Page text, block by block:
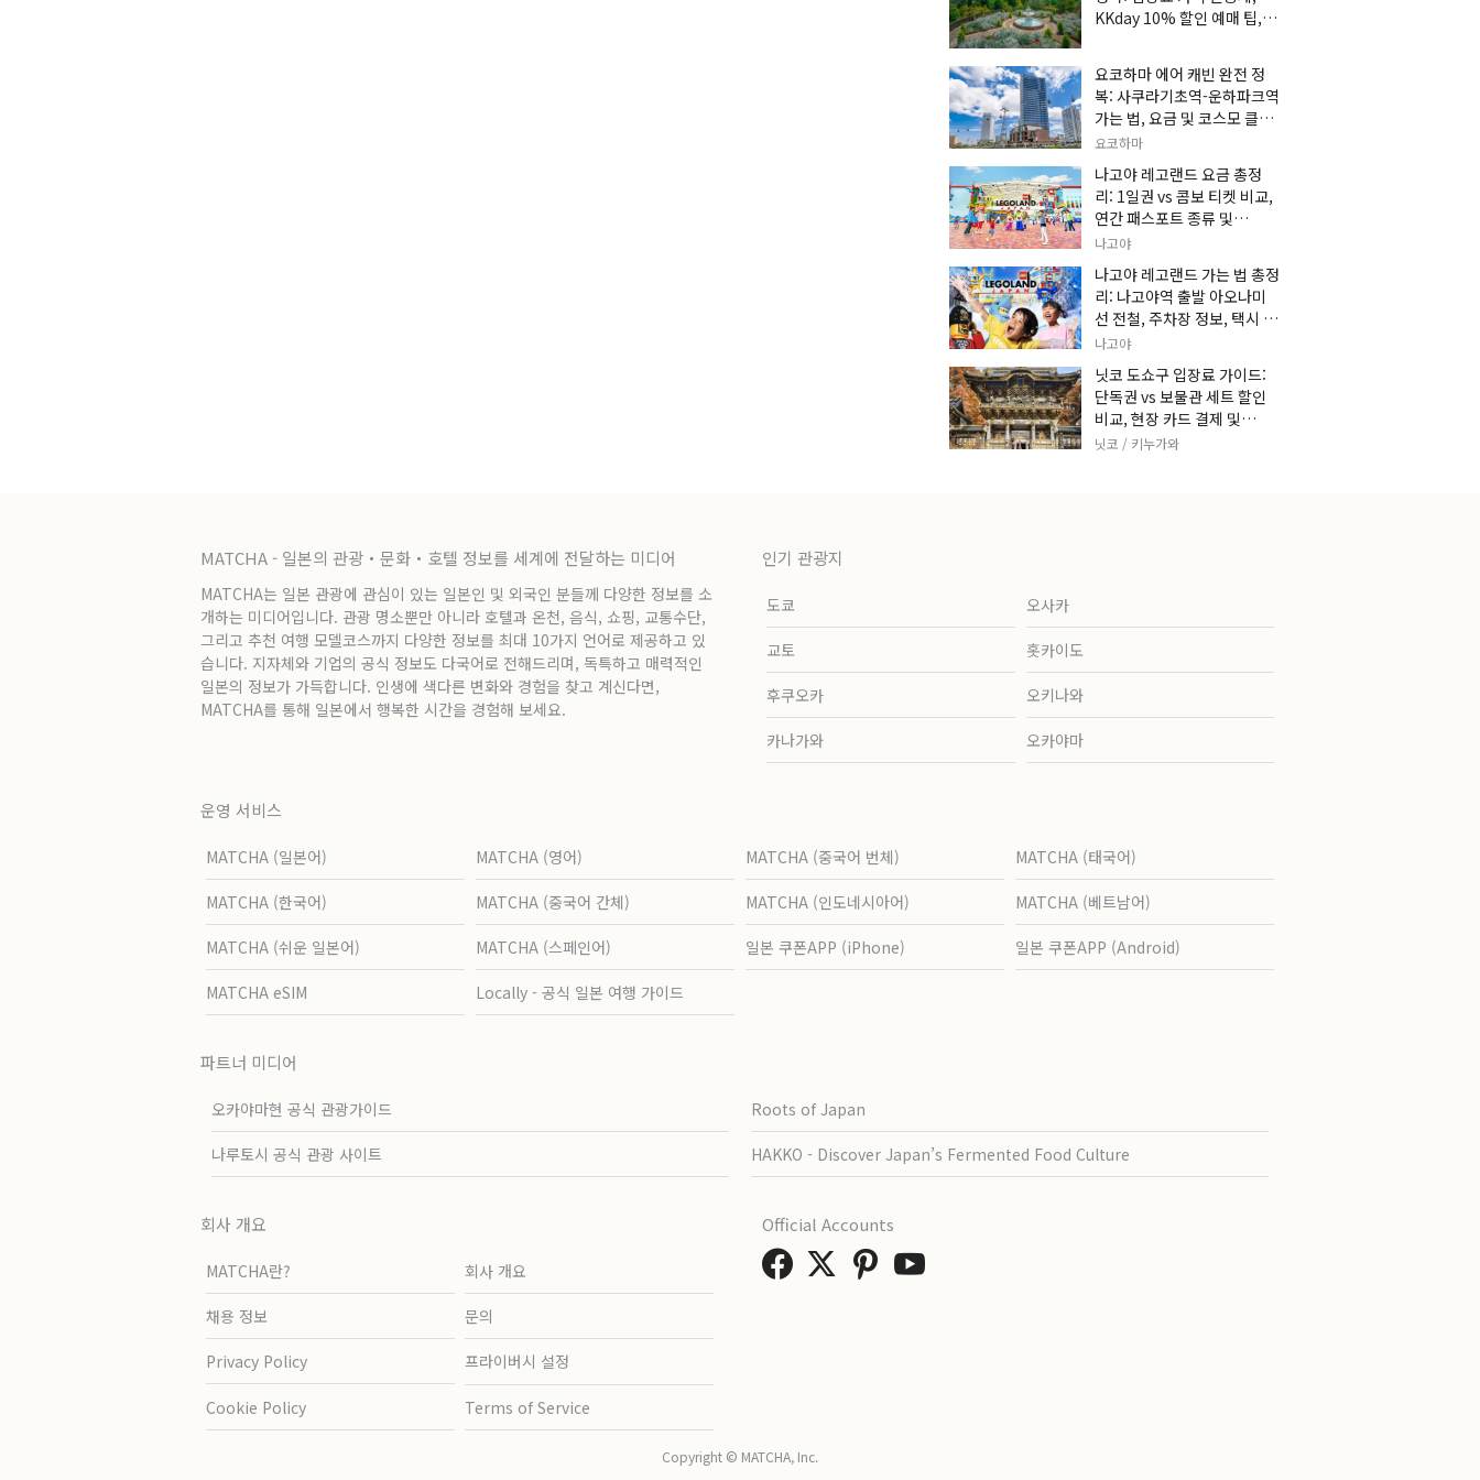
KKday 10% 할인 예매 팁, 쿠
요코하마 에어 캐빈 완전 정
복: 사쿠라기초역-운하파크역
가는 법, 요금 및 코스모 클락
세트권 할인, 추천 관광 코스
총정리
요코하마
나고야 레고랜드 요금 총정
리: 1일권 vs 콤보 티켓 비교,
연간 패스포트 종류 및
KKday 온라인 사전 할인 예
매 팁
나고야
나고야 레고랜드 가는 법 총정
리: 나고야역 출발 아오나미
선 전철, 주차장 정보, 택시 요
금 및 입장권 예약 팁
나고야
닛코 도쇼구 입장료 가이드:
단독권 vs 보물관 세트 할인
비교, 현장 카드 결제 및
KKday 사전 예매 팁
닛코 / 키누가와
MATCHA - 일본의 관광・문화・호텔 정보를 세계에 전달하는 미디어
MATCHA는 일본 관광에 관심이 있는 일본인 및 외국인 분들께 다양한 정보를 소
개하는 미디어입니다. 관광 명소뿐만 아니라 호텔과 온천, 음식, 쇼핑, 교통수단,
그리고 추천 여행 모델코스까지 다양한 정보를 최대 10가지 언어로 제공하고 있
습니다. 지자체와 기업의 공식 정보도 다국어로 전해드리며, 독특하고 매력적인
일본의 정보가 가득합니다. 인생에 색다른 변화와 경험을 찾고 계신다면,
MATCHA를 통해 일본에서 행복한 시간을 경험해 보세요.
인기 관광지
도쿄 오사카
교토 홋카이도
후쿠오카 오키나와
카나가와 오카야마
운영 서비스
MATCHA (일본어) MATCHA (영어) MATCHA (중국어 번체) MATCHA (태국어)
MATCHA (한국어) MATCHA (중국어 간체) MATCHA (인도네시아어) MATCHA (베트남어)
MATCHA (쉬운 일본어) MATCHA (스페인어) 일본 쿠폰APP (iPhone) 일본 쿠폰APP (Android)
MATCHA eSIM Locally - 공식 일본 여행 가이드
파트너 미디어
오카야마현 공식 관광가이드 Roots of Japan
나루토시 공식 관광 사이트 HAKKO - Discover Japan’s Fermented Food Culture
회사 개요
MATCHA란? 회사 개요
채용 정보 문의
Privacy Policy 프라이버시 설정
Cookie Policy Terms of Service
Official Accounts
Copyright © MATCHA, Inc.